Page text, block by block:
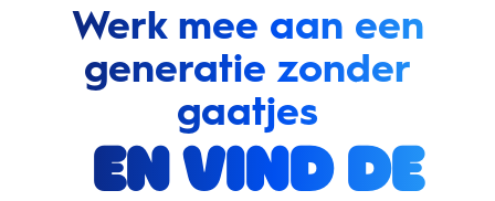
Werk mee aan een
generatie zonder
gaatjes
en vind de